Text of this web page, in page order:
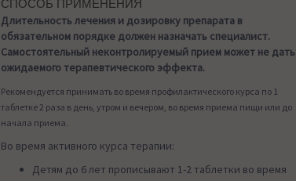
СПОСОБ ПРИМЕНЕНИЯ
Длительность лечения и дозировку препарата в
обязательном порядке должен назначать специалист.
Самостоятельный неконтролируемый прием может не дать
ожидаемого терапевтического эффекта.
Рекомендуется принимать во время профилактического курса по 1
таблетке 2 раза в день, утром и вечером, во время приема пищи или до
начала приема.
Во время активного курса терапии:
Детям до 6 лет прописывают 1-2 таблетки во время